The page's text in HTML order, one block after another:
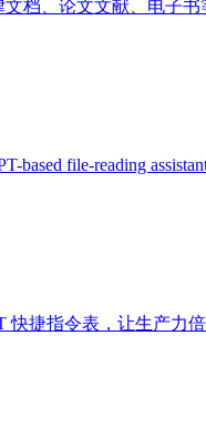
档、论文文献、电子
based file-reading
快捷指令表，让生产力